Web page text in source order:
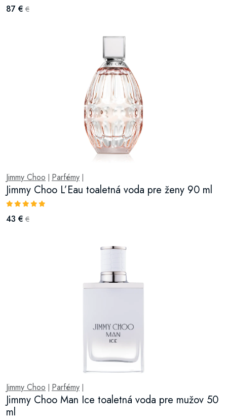
87 € €
Jimmy Choo Parfémy
Jimmy Choo L’Eau toaletná voda pre ženy 90 ml
43 € €
Jimmy Choo Parfémy
Jimmy Choo Man Ice toaletná voda pre mužov 50
ml